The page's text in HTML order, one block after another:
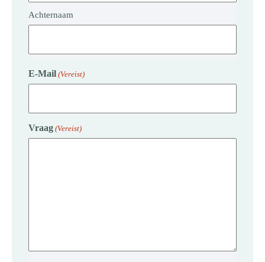
Achternaam
E-Mail (Vereist)
Vraag (Vereist)